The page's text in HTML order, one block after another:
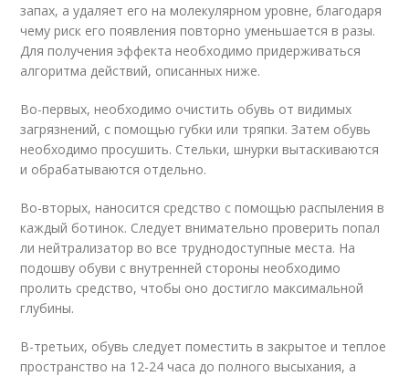
запах, а удаляет его на молекулярном уровне, благодаря
чему риск его появления повторно уменьшается в разы.
Для получения эффекта необходимо придерживаться
алгоритма действий, описанных ниже.
Во-первых, необходимо очистить обувь от видимых
загрязнений, с помощью губки или тряпки. Затем обувь
необходимо просушить. Стельки, шнурки вытаскиваются
и обрабатываются отдельно.
Во-вторых, наносится средство с помощью распыления в
каждый ботинок. Следует внимательно проверить попал
ли нейтрализатор во все труднодоступные места. На
подошву обуви с внутренней стороны необходимо
пролить средство, чтобы оно достигло максимальной
глубины.
В-третьих, обувь следует поместить в закрытое и теплое
пространство на 12-24 часа до полного высыхания, а